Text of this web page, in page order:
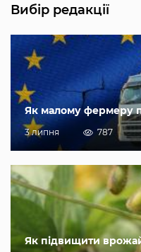
Вибір редакції
Як малому фермеру
3 липня 787
Як підвищити